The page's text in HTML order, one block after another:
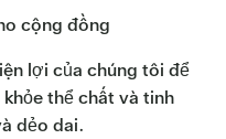
cộng đồng
lợi của chúng tôi để
thể chất và tinh
dẻo dai.